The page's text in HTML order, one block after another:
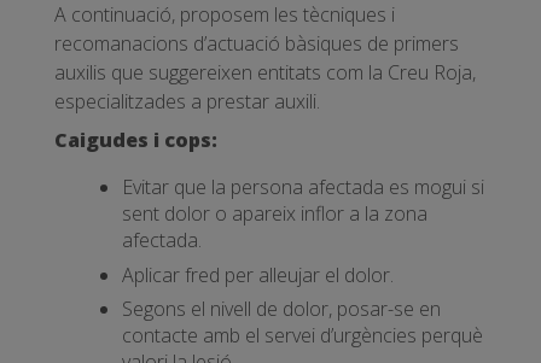
A continuació, proposem les tècniques i
recomanacions d’actuació bàsiques de primers
auxilis que suggereixen entitats com la Creu Roja,
especialitzades a prestar auxili.
Caigudes i cops:
Evitar que la persona afectada es mogui si
sent dolor o apareix inflor a la zona
afectada.
Aplicar fred per alleujar el dolor.
Segons el nivell de dolor, posar-se en
contacte amb el servei d’urgències perquè